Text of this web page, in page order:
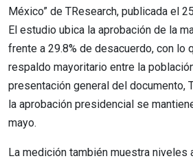
México” de TResearch, publicada el
El estudio ubica la aprobación de la
frente a 29.8% de desacuerdo, con lo
respaldo mayoritario entre la
presentación general del documento,
la aprobación presidencial se
mayo.
La medición también muestra